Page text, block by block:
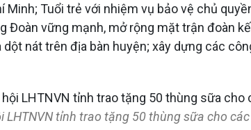
Tuổi trẻ với nhiệm vụ bảo vệ chủ
Đoàn vững mạnh, mở rộng mặt trận đoàn
nát trên địa bàn huyện; xây dựng các
tỉnh trao tặng 50 thùng sữa cho